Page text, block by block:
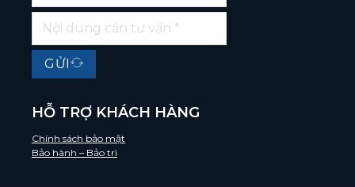
GỬI
HỖ TRỢ KHÁCH HÀNG
Chính sách bảo mật
Bảo hành – Bảo trì